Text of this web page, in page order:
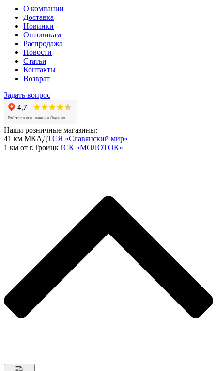
О компании
Доставка
Новинки
Оптовикам
Распродажа
Новости
Статьи
Контакты
Возврат
Задать вопрос
Наши розничные магазины:
41 км МКАДТСЯ «Славянский мир»
1 км от г.ТроицкТСК «МОЛОТОК»